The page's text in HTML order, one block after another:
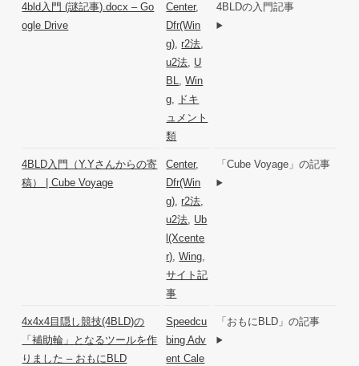
4bld入門 (謎記事).docx – Go
ogle Drive
Center,
Dfr(Win
g),r2法,
u2法, U
BL,Win
g, ドキ
ュメント
類
4BLDの入門記事
4BLD入門（Y.Yさんからの寄
稿） | Cube Voyage
Center,
Dfr(Win
g),r2法,
u2法, Ub
l(Xcente
r),Wing,
サイト記
事
「Cube Voyage」の記事
4x4x4目隠し競技(4BLD)の
「補助輪」となるツールを作
りました – おもにBLD
Speedcu
bing Adv
ent Cale
「おもにBLD」の記事